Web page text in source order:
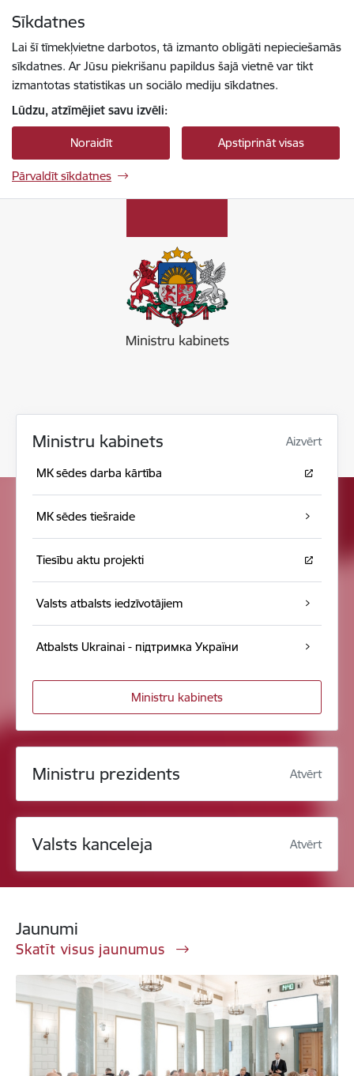
Sīkdatnes
Lai šī tīmekļvietne darbotos, tā izmanto obligāti nepieciešamās
sīkdatnes. Ar Jūsu piekrišanu papildus šajā vietnē var tikt
izmantotas statistikas un sociālo mediju sīkdatnes.
Lūdzu, atzīmējiet savu izvēli:
Noraidīt Apstiprināt visas
Pārvaldīt sīkdatnes
Ministru kabinets Aizvērt
MK sēdes darba kārtība
MK sēdes tiešraide
Tiesību aktu projekti
Valsts atbalsts iedzīvotājiem
Atbalsts Ukrainai - підтримка України
Ministru kabinets
Ministru prezidents Atvērt
Valsts kanceleja Atvērt
Jaunumi
Skatīt visus jaunumus